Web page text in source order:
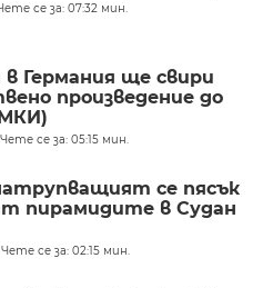
се за: 07:32 мин.
в Германия ще свири
произведение до
Чете се за: 05:15 мин.
се пясък
пирамидите в Судан
Чете се за: 02:15 мин.